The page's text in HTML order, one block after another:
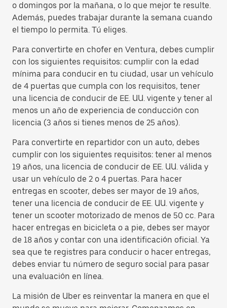
o domingos por la mañana, o lo que mejor te resulte.
Además, puedes trabajar durante la semana cuando
el tiempo lo permita. Tú eliges.
Para convertirte en chofer en Ventura, debes cumplir
con los siguientes requisitos: cumplir con la edad
mínima para conducir en tu ciudad, usar un vehículo
de 4 puertas que cumpla con los requisitos, tener
una licencia de conducir de EE. UU. vigente y tener al
menos un año de experiencia de conducción con
licencia (3 años si tienes menos de 25 años).
Para convertirte en repartidor con un auto, debes
cumplir con los siguientes requisitos: tener al menos
19 años, una licencia de conducir de EE. UU. válida y
usar un vehículo de 2 o 4 puertas. Para hacer
entregas en scooter, debes ser mayor de 19 años,
tener una licencia de conducir de EE. UU. vigente y
tener un scooter motorizado de menos de 50 cc. Para
hacer entregas en bicicleta o a pie, debes ser mayor
de 18 años y contar con una identificación oficial. Ya
sea que te registres para conducir o hacer entregas,
debes enviar tu número de seguro social para pasar
una evaluación en línea.
La misión de Uber es reinventar la manera en que el